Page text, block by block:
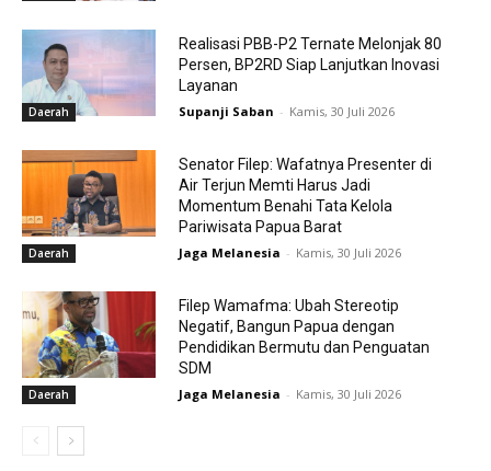
Daerah
Realisasi PBB-P2 Ternate Melonjak 80
Persen, BP2RD Siap Lanjutkan Inovasi
Layanan
Supanji Saban - Kamis, 30 Juli 2026
Daerah
Senator Filep: Wafatnya Presenter di
Air Terjun Memti Harus Jadi
Momentum Benahi Tata Kelola
Pariwisata Papua Barat
Jaga Melanesia - Kamis, 30 Juli 2026
Daerah
Filep Wamafma: Ubah Stereotip
Negatif, Bangun Papua dengan
Pendidikan Bermutu dan Penguatan
SDM
Jaga Melanesia - Kamis, 30 Juli 2026